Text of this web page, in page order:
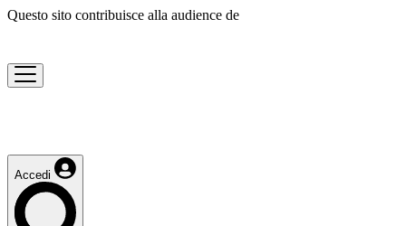
Questo sito contribuisce alla audience de
Accedi